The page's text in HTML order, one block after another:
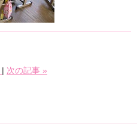
次の記事 »